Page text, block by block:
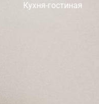
Кухня-гостиная